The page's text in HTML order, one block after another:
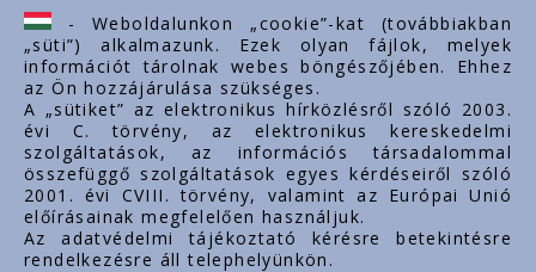
ertekesites@styron.hu
export@styron.hu
www.styron.hu
Linkuri importante
Despre noi
Documente
- Weboldalunkon „cookie”-kat (továbbiakban
„süti”) alkalmazunk. Ezek olyan fájlok, melyek
információt tárolnak webes böngészőjében. Ehhez
az Ön hozzájárulása szükséges.
A „sütiket” az elektronikus hírközlésről szóló 2003.
évi C. törvény, az elektronikus kereskedelmi
szolgáltatások, az információs társadalommal
összefüggő szolgáltatások egyes kérdéseiről szóló
2001. évi CVIII. törvény, valamint az Európai Unió
előírásainak megfelelően használjuk.
Az adatvédelmi tájékoztató kérésre betekintésre
rendelkezésre áll telephelyünkön.